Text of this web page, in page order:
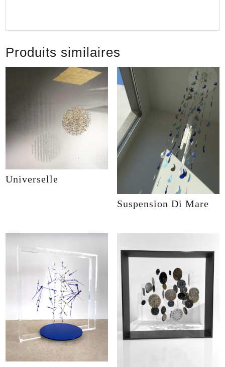
Produits similaires
Universelle
Suspension Di Mare